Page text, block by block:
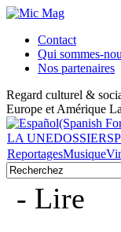
Contact
Qui sommes-
Nos partenaires
Regard culturel &
Europe et Amérique
LA UNEDOSSIERS
ReportagesMusique
- Lire